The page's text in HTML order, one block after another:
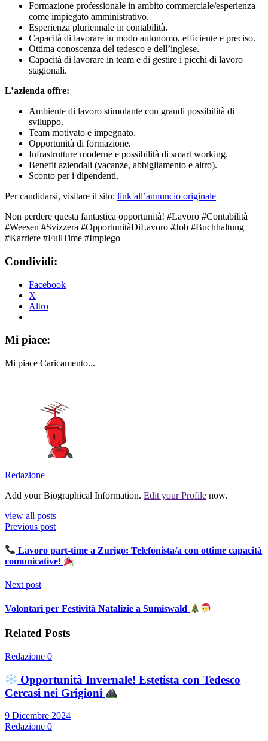
Formazione professionale in ambito commerciale/esperienza
come impiegato amministrativo.
Esperienza pluriennale in contabilità.
Capacità di lavorare in modo autonomo, efficiente e preciso.
Ottima conoscenza del tedesco e dell’inglese.
Capacità di lavorare in team e di gestire i picchi di lavoro
stagionali.
L’azienda offre:
Ambiente di lavoro stimolante con grandi possibilità di
sviluppo.
Team motivato e impegnato.
Opportunità di formazione.
Infrastrutture moderne e possibilità di smart working.
Benefit aziendali (vacanze, abbigliamento e altro).
Sconto per i dipendenti.
Per candidarsi, visitare il sito: link all’annuncio originale
Non perdere questa fantastica opportunità! #Lavoro #Contabilità
#Weesen #Svizzera #OpportunitàDiLavoro #Job #Buchhaltung
#Karriere #FullTime #Impiego
Condividi:
Facebook
X
Altro
Mi piace:
Mi piace Caricamento...
Redazione
Add your Biographical Information. Edit your Profile now.
view all posts
Previous post
Lavoro part-time a Zurigo: Telefonista/a con ottime capacità
comunicative!
Next post
Volontari per Festività Natalizie a Sumiswald
Related Posts
Redazione 0
Opportunità Invernale! Estetista con Tedesco
Cercasi nei Grigioni
9 Dicembre 2024
Redazione 0